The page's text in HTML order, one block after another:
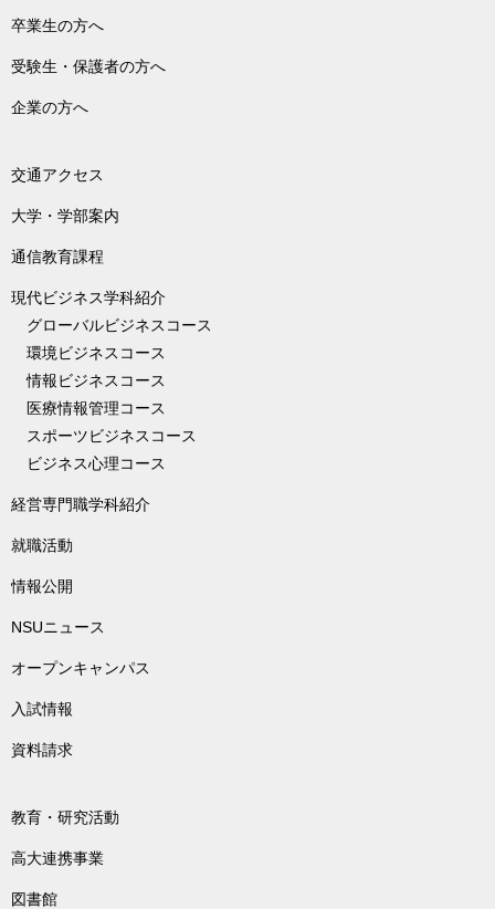
卒業生の方へ
受験生・保護者の方へ
企業の方へ
交通アクセス
大学・学部案内
通信教育課程
現代ビジネス学科紹介
グローバルビジネスコース
環境ビジネスコース
情報ビジネスコース
医療情報管理コース
スポーツビジネスコース
ビジネス心理コース
経営専門職学科紹介
就職活動
情報公開
NSUニュース
オープンキャンパス
入試情報
資料請求
教育・研究活動
高大連携事業
図書館